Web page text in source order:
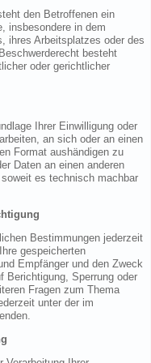
den Betroffenen ein
insbesondere in dem
ihres Arbeitsplatzes oder des
besteht
oder gerichtlicher
Ihrer Einwilligung oder
an sich oder an einen
Format aushändigen zu
Daten an einen anderen
es technisch machbar
Bestimmungen jederzeit
gespeicherten
Empfänger und den Zweck
Berichtigung, Sperrung oder
Fragen zum Thema
unter der im